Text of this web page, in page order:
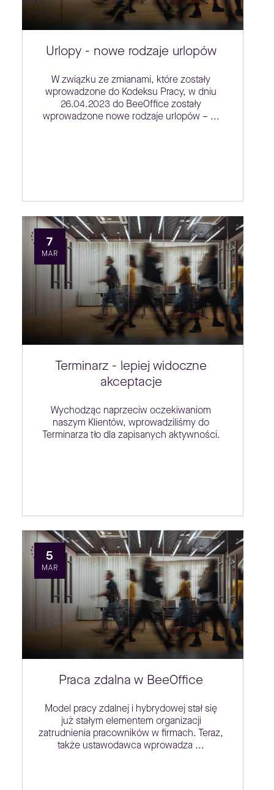
Urlopy - nowe rodzaje urlopów
W związku ze zmianami, które zostały
wprowadzone do Kodeksu Pracy, w dniu
26.04.2023 do BeeOffice zostały
wprowadzone nowe rodzaje urlopów – ...
7
MAR
Terminarz - lepiej widoczne
akceptacje
Wychodząc naprzeciw oczekiwaniom
naszym Klientów, wprowadziliśmy do
Terminarza tło dla zapisanych aktywności.
5
MAR
Praca zdalna w BeeOffice
Model pracy zdalnej i hybrydowej stał się
już stałym elementem organizacji
zatrudnienia pracowników w firmach. Teraz,
także ustawodawca wprowadza ...